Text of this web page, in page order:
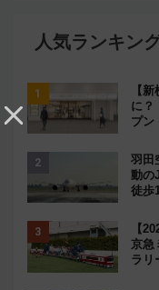
人気ランキン
【
に？
プン
羽田
動の
徒歩
【
京急
ラリ